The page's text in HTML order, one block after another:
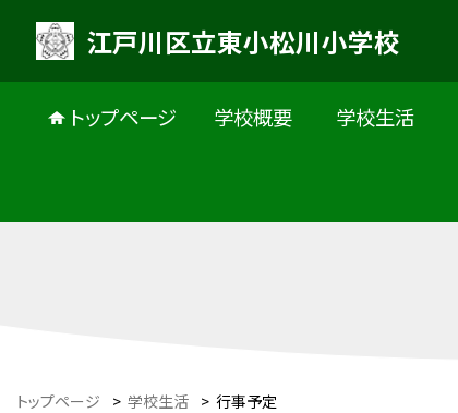
江戸川区立東小松川小学校
トップページ 学校概要 学校生活
トップページ > 学校生活 > 行事予定